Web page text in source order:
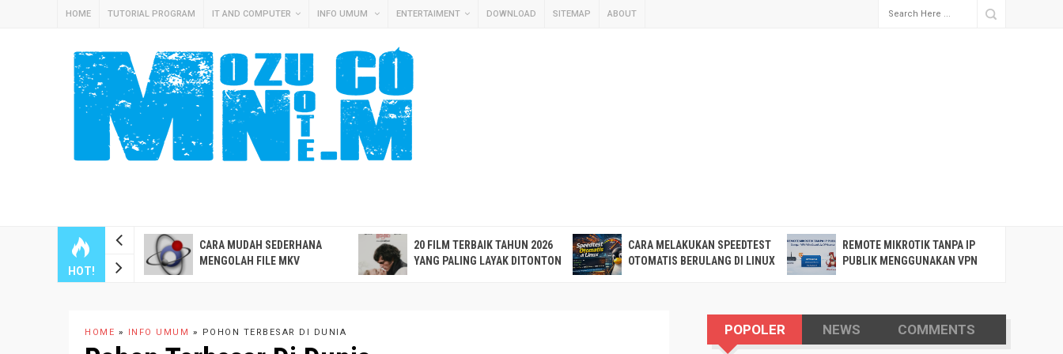
HOME TUTORIAL PROGRAM IT AND COMPUTER INFO UMUM ENTERTAIMENT DOWNLOAD SITEMAP ABOUT
HOT!
CEPAT INSTALL
OS DI
CARA MUDAH SEDERHANA
MENGOLAH FILE MKV
20 FILM TERBAIK TAHUN 2026
YANG PALING LAYAK DITONTON
CARA MELAKUKAN SPEEDTEST
OTOMATIS BERULANG DI LINUX
REMOTE MIKROTIK TANPA IP
PUBLIK MENGGUNAKAN VPN
HOME » INFO UMUM » POHON TERBESAR DI DUNIA POPOLER NEWS COMMENTS